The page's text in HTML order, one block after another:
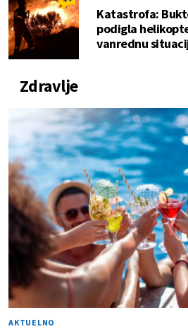
Katastrofa:
podigla
vanrednu
Zdravlje
AKTUELNO